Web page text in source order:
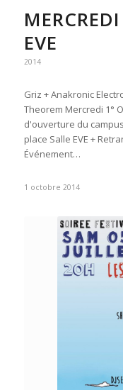
EVE
2014
Griz + Anakronic
Theorem Mercredi 1°
d'ouverture du
place Salle EVE +
Événement…
1 octobre 2014